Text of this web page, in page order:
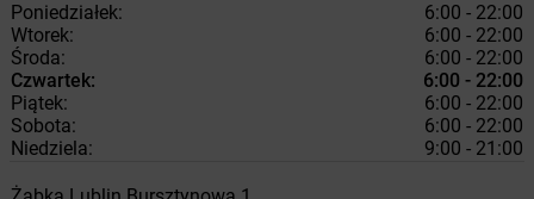
Poniedziałek:
6:00 - 22:00
Wtorek:
6:00 - 22:00
Środa:
6:00 - 22:00
Czwartek:
6:00 - 22:00
Piątek:
6:00 - 22:00
Sobota:
6:00 - 22:00
Niedziela:
9:00 - 21:00